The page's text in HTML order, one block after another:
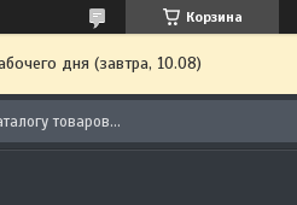
Корзина
дня (завтра, 10.08)
1